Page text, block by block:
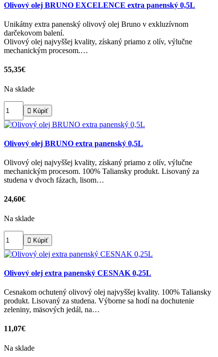
Olivový olej BRUNO EXCELENCE extra panenský 0,5L
Unikátny extra panenský olivový olej Bruno v exkluzívnom
darčekovom balení.
Olivový olej najvyššej kvality, získaný priamo z olív, výlučne
mechanickým procesom.…
55,35€
Na sklade
 Kúpiť
Olivový olej BRUNO extra panenský 0,5L
Olivový olej najvyššej kvality, získaný priamo z olív, výlučne
mechanickým procesom. 100% Taliansky produkt. Lisovaný za
studena v dvoch fázach, lisom…
24,60€
Na sklade
 Kúpiť
Olivový olej extra panenský CESNAK 0,25L
Cesnakom ochutený olivový olej najvyššej kvality. 100% Taliansky
produkt. Lisovaný za studena. Výborne sa hodí na dochutenie
zeleniny, mäsových jedál, na…
11,07€
Na sklade